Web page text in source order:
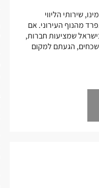
שירותי הליווי
מהנוף העירוני. אם
שמציעות חברות,
הגעתם למקום